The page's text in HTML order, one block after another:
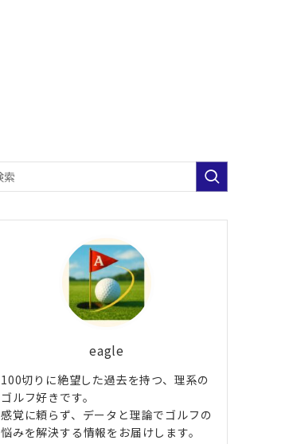
eagle
100切りに絶望した過去を持つ、理系の
ゴルフ好きです。
感覚に頼らず、データと理論でゴルフの
悩みを解決する情報をお届けします。